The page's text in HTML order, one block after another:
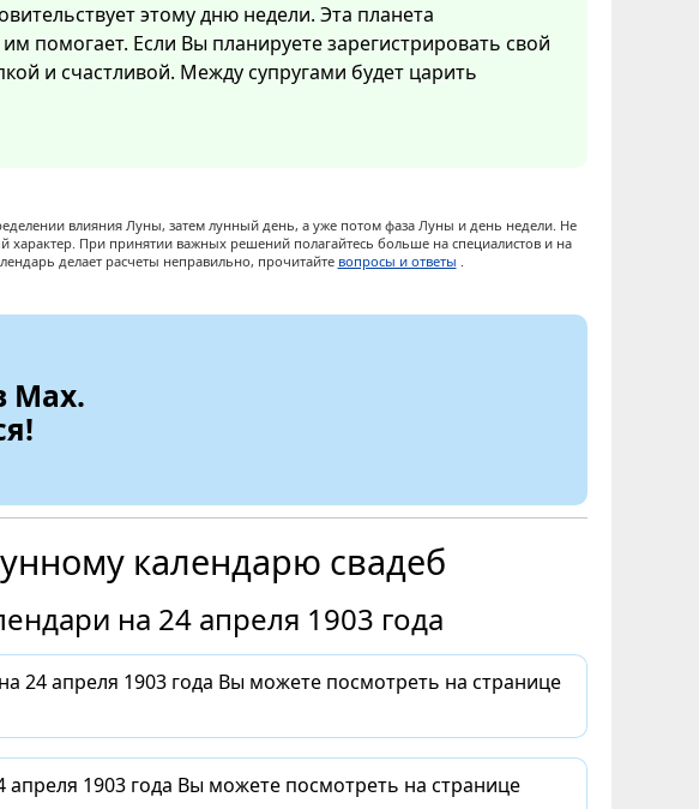
этому дню недели. Эта планета
помогает. Если Вы планируете зарегистрировать свой
и счастливой. Между супругами будет царить
влияния Луны, затем лунный день, а уже потом фаза Луны и день недели. Не
характер. При принятии важных решений полагайтесь больше на специалистов и на
делает расчеты неправильно, прочитайте вопросы и ответы .
Max.
календарю свадеб
на 24 апреля 1903 года
24 апреля 1903 года Вы можете посмотреть на странице
1903 года Вы можете посмотреть на странице